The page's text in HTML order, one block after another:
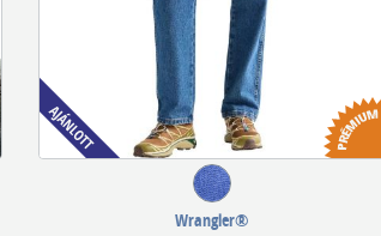
Wrangler®